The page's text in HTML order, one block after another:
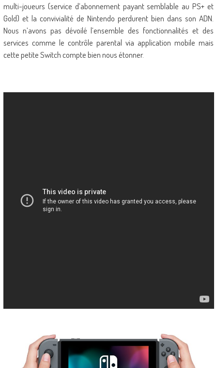
multi-joueurs (service d’abonnement payant semblable au PS+ et
Gold) et la convivialité de Nintendo perdurent bien dans son ADN.
Nous n’avons pas dévoilé l’ensemble des fonctionnalités et des
services comme le contrôle parental via application mobile mais
cette petite Switch compte bien nous étonner.